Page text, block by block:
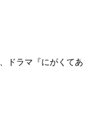
ドラマ『にがくてあ